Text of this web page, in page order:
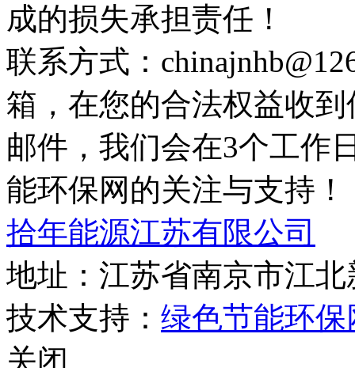
成的损失承担责任！
联系方式：
箱，在您的合法权益收
邮件，我们会在3个工作
能环保网的关注与支持！
拾年能源江苏有限公司
地址：江苏省南京市江
技术支持： 绿色节能环保
关闭